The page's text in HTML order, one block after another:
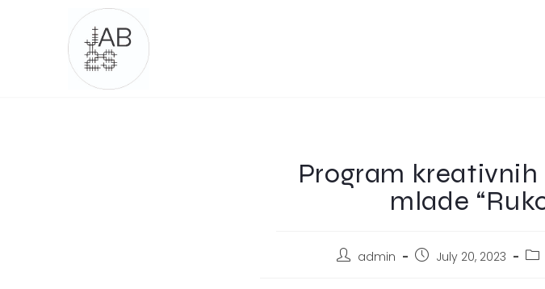
Program
mlade
admin July 20, 2023